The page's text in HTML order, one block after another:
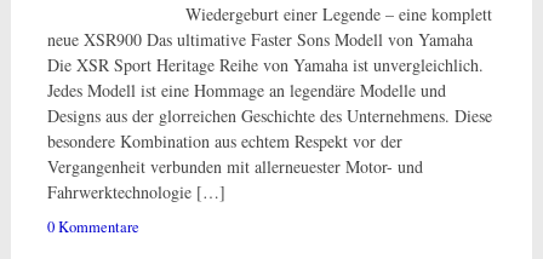
Wiedergeburt einer Legende – eine komplett
neue XSR900 Das ultimative Faster Sons Modell von Yamaha
Die XSR Sport Heritage Reihe von Yamaha ist unvergleichlich.
Jedes Modell ist eine Hommage an legendäre Modelle und
Designs aus der glorreichen Geschichte des Unternehmens. Diese
besondere Kombination aus echtem Respekt vor der
Vergangenheit verbunden mit allerneuester Motor- und
Fahrwerktechnologie […]
0 Kommentare